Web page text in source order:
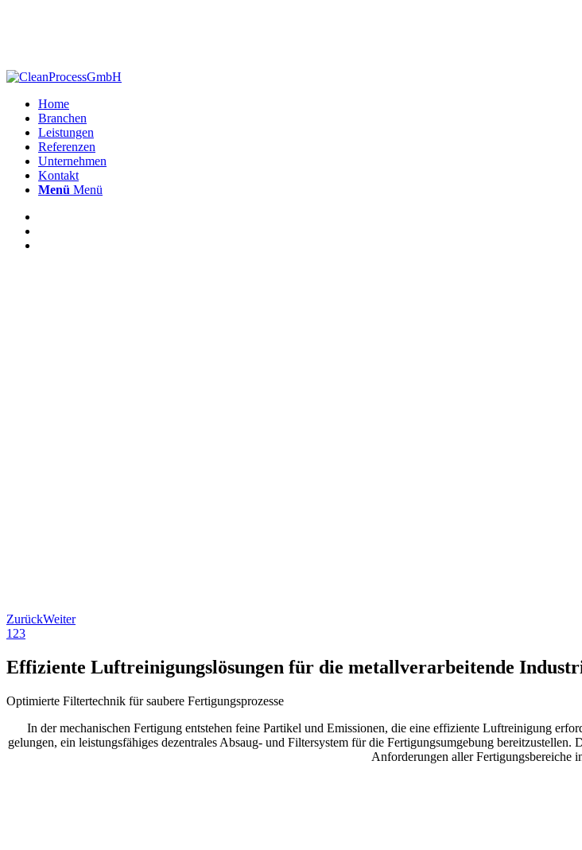
Home
Branchen
Leistungen
Referenzen
Unternehmen
Kontakt
Menü Menü
ZurückWeiter
1 23
Effiziente Luftreinigungslösungen für die metallverarbeitende
Optimierte Filtertechnik für saubere Fertigungsprozesse
In der mechanischen Fertigung entstehen feine Partikel und Emissionen, die eine effiziente Luftreinigung
gelungen, ein leistungsfähiges dezentrales Absaug- und Filtersystem für die Fertigungsumgebung
Anforderungen aller Fertigungsbereiche